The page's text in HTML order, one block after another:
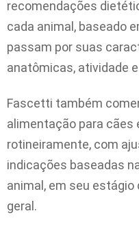
recomendações
cada animal, baseado
passam por suas
anatômicas, atividade
Fascetti também
alimentação para cães
rotineiramente, com
indicações baseadas
animal, em seu estágio
geral.